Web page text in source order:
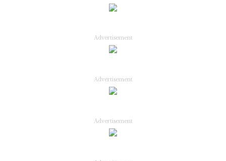
Advertisement
Advertisement
Advertisement